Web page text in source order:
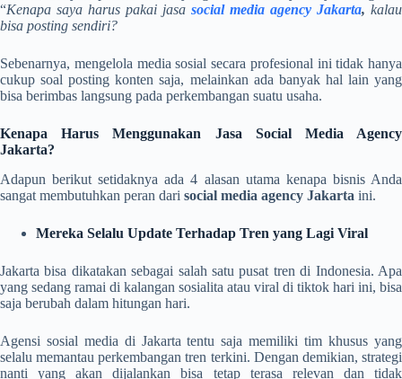
“Kenapa saya harus pakai jasa social media agency Jakarta, kalau
bisa posting sendiri?
Sebenarnya, mengelola media sosial secara profesional ini tidak hanya
cukup soal posting konten saja, melainkan ada banyak hal lain yang
bisa berimbas langsung pada perkembangan suatu usaha.
Kenapa Harus Menggunakan Jasa Social Media Agency
Jakarta?
Adapun berikut setidaknya ada 4 alasan utama kenapa bisnis Anda
sangat membutuhkan peran dari social media agency Jakarta ini.
Mereka Selalu Update Terhadap Tren yang Lagi Viral
Jakarta bisa dikatakan sebagai salah satu pusat tren di Indonesia. Apa
yang sedang ramai di kalangan sosialita atau viral di tiktok hari ini, bisa
saja berubah dalam hitungan hari.
Agensi sosial media di Jakarta tentu saja memiliki tim khusus yang
selalu memantau perkembangan tren terkini. Dengan demikian, strategi
nanti yang akan dijalankan bisa tetap terasa relevan dan tidak